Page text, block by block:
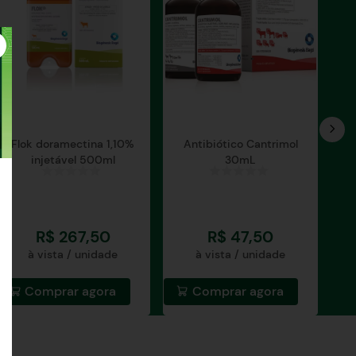
Flok doramectina 1,10%
injetável 500ml
R$ 267,50
à vista / unidade
Comprar agora
Antibiótico Cantrimol
30mL
R$ 47,50
à vista / unidade
Comprar agora